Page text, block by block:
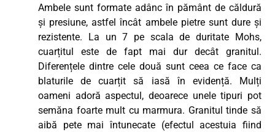
Ambele sunt formate adânc în pământ de căldură
și presiune, astfel încât ambele pietre sunt dure și
rezistente. La un 7 pe scala de duritate Mohs,
cuarțitul este de fapt mai dur decât granitul.
Diferențele dintre cele două sunt ceea ce face ca
blaturile de cuarțit să iasă în evidență. Mulți
oameni adoră aspectul, deoarece unele tipuri pot
semăna foarte mult cu marmura. Granitul tinde să
aibă pete mai întunecate (efectul acestuia fiind